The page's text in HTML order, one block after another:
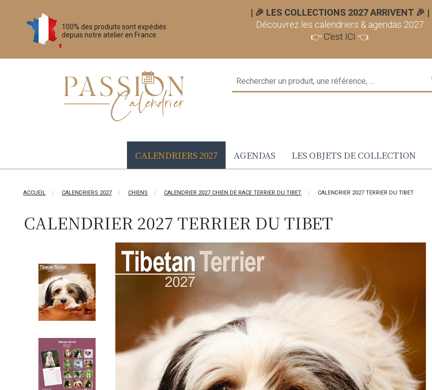
100% des produits sont expédiés
depuis notre atelier en France.
| 🎉 LES COLLECTIONS 2027 ARRIVENT 🎉 |
Découvrez les calendriers & agendas 2027
👉 C'est ICI 👈
CALENDRIERS 2027 AGENDAS LES OBJETS DE COLLECTION
ACCUEIL CALENDRIERS 2027 CHIENS CALENDRIER 2027 CHIEN DE RACE TERRIER DU TIBET CALENDRIER 2027 TERRIER DU TIBET
CALENDRIER 2027 TERRIER DU TIBET